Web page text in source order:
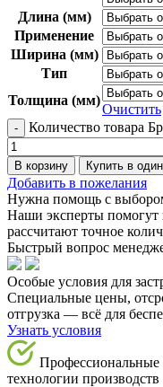
Длина (мм)
Применение
Ширина (мм)
Тип
Толщина (мм)
Очистить
Количество товара
В корзину Купить в
Добавить в пожелания
Нужна помощь с
Наши эксперты помогут
рассчитают точное
Быстрый вопрос
Особые условия для
Специальные цены,
отгрузка — всё для
Узнать условия
Профессиональные
технологии производств